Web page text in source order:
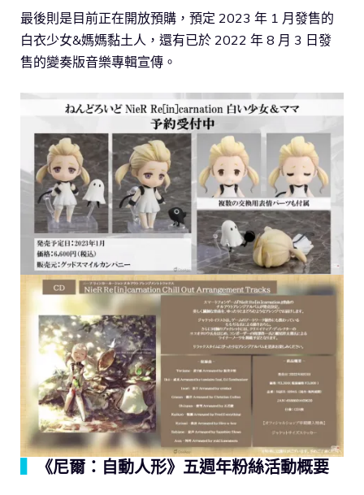
最後則是目前正在開放預購，預定 2023 年 1 月發售的
白衣少女&媽媽黏土人，還有已於 2022 年 8 月 3 日發
售的變奏版音樂專輯宣傳。
《尼爾：自動人形》五週年粉絲活動概要